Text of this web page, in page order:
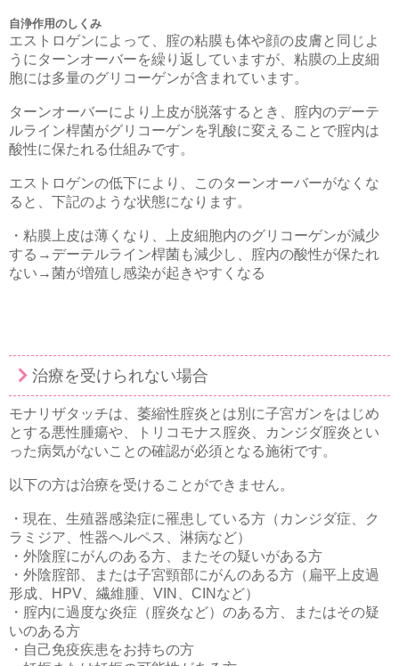
自浄作用のしくみ
エストロゲンによって、腟の粘膜も体や顔の皮膚と同じよ
うにターンオーバーを繰り返していますが、粘膜の上皮細
胞には多量のグリコーゲンが含まれています。
ターンオーバーにより上皮が脱落するとき、腟内のデーテ
ルライン桿菌がグリコーゲンを乳酸に変えることで腟内は
酸性に保たれる仕組みです。
エストロゲンの低下により、このターンオーバーがなくな
ると、下記のような状態になります。
・粘膜上皮は薄くなり、上皮細胞内のグリコーゲンが減少
する→デーテルライン桿菌も減少し、腟内の酸性が保たれ
ない→菌が増殖し感染が起きやすくなる
治療を受けられない場合
モナリザタッチは、萎縮性腟炎とは別に子宮ガンをはじめ
とする悪性腫瘍や、トリコモナス腟炎、カンジダ腟炎とい
った病気がないことの確認が必須となる施術です。
以下の方は治療を受けることができません。
・現在、生殖器感染症に罹患している方（カンジダ症、ク
ラミジア、性器ヘルペス、淋病など）
・外陰腟にがんのある方、またその疑いがある方
・外陰腟部、または子宮頸部にがんのある方（扁平上皮過
形成、HPV、繊維腫、VIN、CINなど）
・腟内に過度な炎症（腟炎など）のある方、またはその疑
いのある方
・自己免疫疾患をお持ちの方